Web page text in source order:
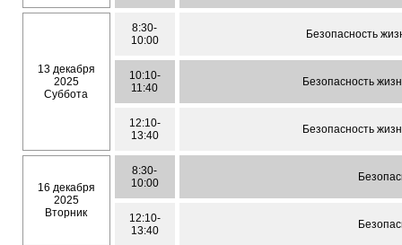
13 декабря
2025
Суббота
8:30-
10:00
Безопасность
10:10-
11:40
Безопасность
12:10-
13:40
Безопасность
16 декабря
2025
Вторник
8:30-
10:00
12:10-
13:40